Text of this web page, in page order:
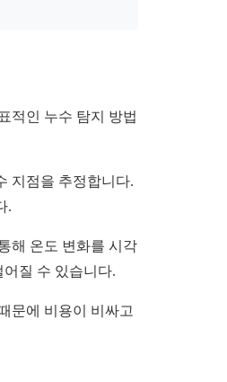
적인 누수 탐지 방법
지점을 추정합니다.
.
해 온도 변화를 시각
질 수 있습니다.
문에 비용이 비싸고